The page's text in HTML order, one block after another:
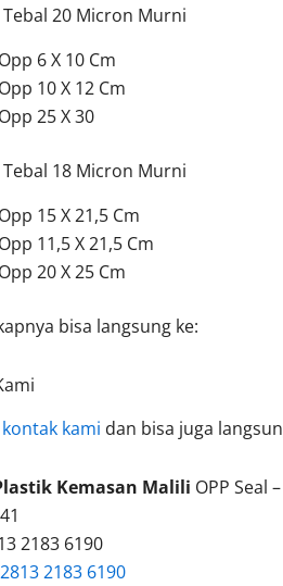
20 Micron Murni
6 X 10 Cm
10 X 12 Cm
25 X 30
18 Micron Murni
15 X 21,5 Cm
11,5 X 21,5 Cm
20 X 25 Cm
bisa langsung ke:
kontak kami dan bisa juga
Kemasan Malili OPP Seal –
2183 6190
2183 6190